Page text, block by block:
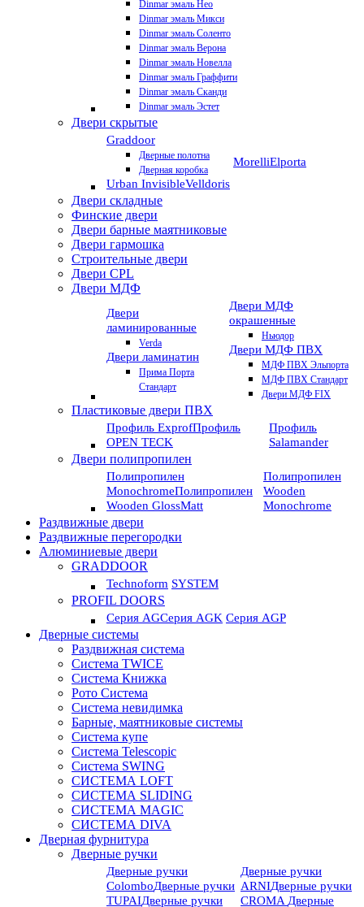
Dinmar эмаль Нео
Dinmar эмаль Микси
Dinmar эмаль Соленто
Dinmar эмаль Верона
Dinmar эмаль Новелла
Dinmar эмаль Граффити
Dinmar эмаль Сканди
Dinmar эмаль Эстет
Двери скрытые
Graddoor
Дверные полотна
Дверная коробка
Urban InvisibleVelldoris
MorelliElporta
Двери складные
Финские двери
Двери барные маятниковые
Двери гармошка
Строительные двери
Двери CРL
Двери МДФ
Двери
ламинированные
Verda
Двери ламинатин
Прима Порта
Стандарт
Двери МДФ
окрашенные
Ньюдор
Двери МДФ ПВХ
МДФ ПВХ Эльпорта
МДФ ПВХ Стандарт
Двери МДФ FIX
Пластиковые двери ПВХ
Профиль ExprofПрофиль
OPEN TECK
Профиль
Salamander
Двери полипропилен
Полипропилен
MonochromeПолипропилен
Wooden GlossMatt
Полипропилен
Wooden
Monochrome
Раздвижные двери
Раздвижные перегородки
Алюминиевые двери
GRADDOOR
Technoform SYSTEM
PROFIL DOORS
Серия AGСерия AGK Серия AGP
Дверные системы
Раздвижная система
Система TWICE
Система Книжка
Рото Система
Система невидимка
Барные, маятниковые системы
Система купе
Система Telescopic
Система SWING
СИСТЕМА LOFT
СИСТЕМА SLIDING
СИСТЕМА MAGIC
СИСТЕМА DIVA
Дверная фурнитура
Дверные ручки
Дверные ручки
ColomboДверные ручки
TUPAIДверные ручки
Дверные ручки
ARNIДверные ручки
CROMA Дверные